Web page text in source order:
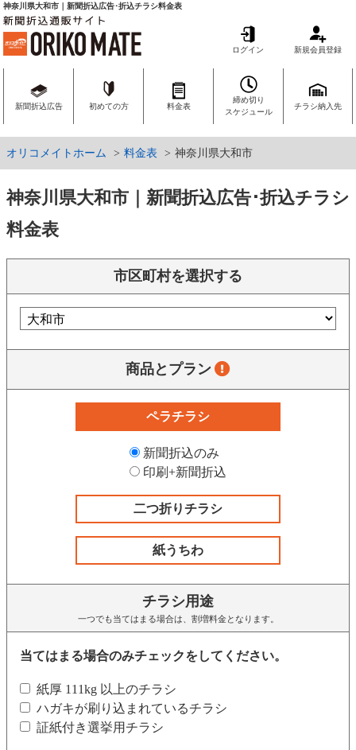
神奈川県大和市｜新聞折込広告･折込チラシ料金表
ログイン 新規会員登録
新聞折込広告 初めての方 料金表
締め切り
スケジュール
チラシ納入先
オリコメイトホーム 料金表 神奈川県大和市
神奈川県大和市｜新聞折込広告･折込チラシ
料金表
市区町村を選択する
商品とプラン
ペラチラシ
新聞折込のみ
印刷+新聞折込
二つ折りチラシ
紙うちわ
チラシ用途
一つでも当てはまる場合は、割増料金となります。
当てはまる場合のみチェックをしてください。
紙厚 111kg 以上のチラシ
ハガキが刷り込まれているチラシ
証紙付き選挙用チラシ